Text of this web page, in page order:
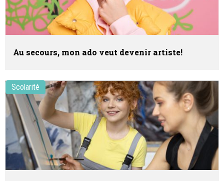
Au secours, mon ado veut devenir artiste!
Scolarité